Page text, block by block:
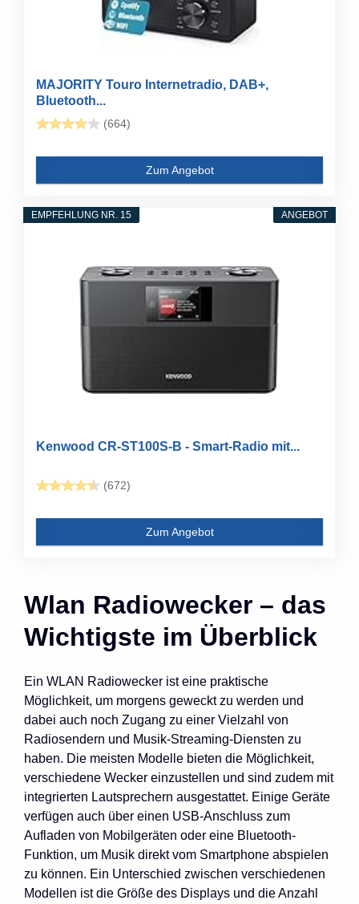
MAJORITY Touro Internetradio, DAB+,
Bluetooth...
(664)
Zum Angebot
ANGEBOT
EMPFEHLUNG NR. 15
Kenwood CR-ST100S-B - Smart-Radio mit...
(672)
Zum Angebot
Wlan Radiowecker – das
Wichtigste im Überblick
Ein WLAN Radiowecker ist eine praktische
Möglichkeit, um morgens geweckt zu werden und
dabei auch noch Zugang zu einer Vielzahl von
Radiosendern und Musik-Streaming-Diensten zu
haben. Die meisten Modelle bieten die Möglichkeit,
verschiedene Wecker einzustellen und sind zudem mit
integrierten Lautsprechern ausgestattet. Einige Geräte
verfügen auch über einen USB-Anschluss zum
Aufladen von Mobilgeräten oder eine Bluetooth-
Funktion, um Musik direkt vom Smartphone abspielen
zu können. Ein Unterschied zwischen verschiedenen
Modellen ist die Größe des Displays und die Anzahl